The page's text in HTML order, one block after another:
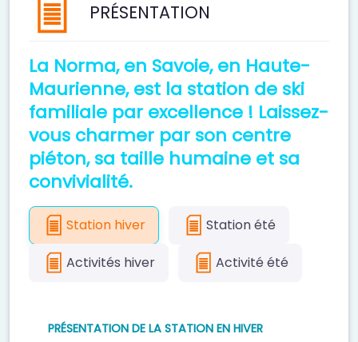
PRÉSENTATION
La Norma, en Savoie, en Haute-
Maurienne, est la station de ski
familiale par excellence ! Laissez-
vous charmer par son centre
piéton, sa taille humaine et sa
convivialité.
Station hiver Station été
Activités hiver Activité été
PRÉSENTATION DE LA STATION EN HIVER